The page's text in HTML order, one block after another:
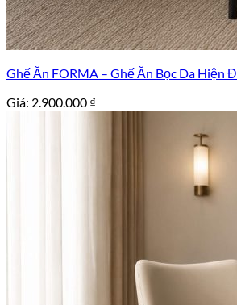
Ghế Ăn FORMA – Ghế Ăn Bọc Da Hiện
Giá: 2.900.000 ₫